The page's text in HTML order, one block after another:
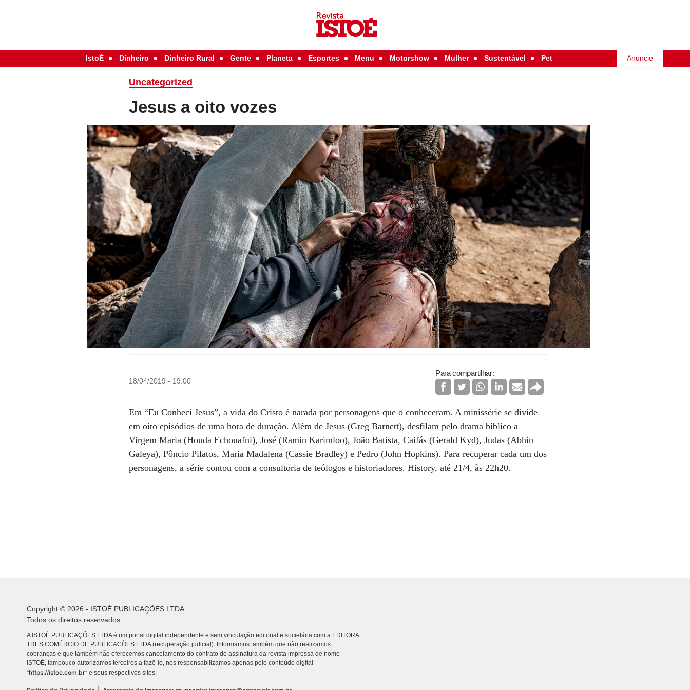
IstoÉ Dinheiro Dinheiro Rural Gente Planeta Esportes Menu Motorshow Mulher Sustentável Pet Anuncie
Uncategorized
Jesus a oito vozes
18/04/2019 - 19:00
Para compartilhar:
Em “Eu Conheci Jesus”, a vida do Cristo é narada por personagens que o conheceram. A minissérie se divide
em oito episódios de uma hora de duração. Além de Jesus (Greg Barnett), desfilam pelo drama bíblico a
Virgem Maria (Houda Echouafni), José (Ramin Karimloo), João Batista, Caifás (Gerald Kyd), Judas (Abhin
Galeya), Pôncio Pilatos, Maria Madalena (Cassie Bradley) e Pedro (John Hopkins). Para recuperar cada um dos
personagens, a série contou com a consultoria de teólogos e historiadores. History, até 21/4, às 22h20.
Copyright © 2026 - ISTOÉ PUBLICAÇÕES LTDA
Todos os direitos reservados.
A ISTOÉ PUBLICAÇÕES LTDA é um portal digital independente e sem vinculação editorial e societária com a EDITORA
TRES COMÉRCIO DE PUBLICACÕES LTDA (recuperação judicial). Informamos também que não realizamos
cobranças e que também não oferecemos cancelamento do contrato de assinatura da revista impressa de nome
ISTOÉ, tampouco autorizamos terceiros a fazê-lo, nos responsabilizamos apenas pelo conteúdo digital
“https://istoe.com.br” e seus respectivos sites.